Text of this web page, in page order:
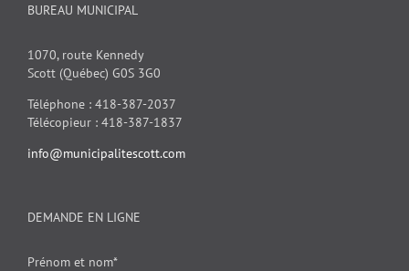
BUREAU MUNICIPAL
1070, route Kennedy
Scott (Québec) G0S 3G0
Téléphone : 418-387-2037
Télécopieur : 418-387-1837
info@municipalitescott.com
DEMANDE EN LIGNE
Prénom et nom*